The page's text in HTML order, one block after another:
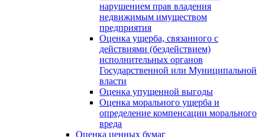
нарушением прав владения
недвижимым имуществом
предприятия
Оценка ущерба, связанного с
действиями (бездействием)
исполнительных органов
Государственной или Муниципальной
власти
Оценка упущенной выгоды
Оценка морального ущерба и
определение компенсации морального
вреда
Оценка ценных бумаг